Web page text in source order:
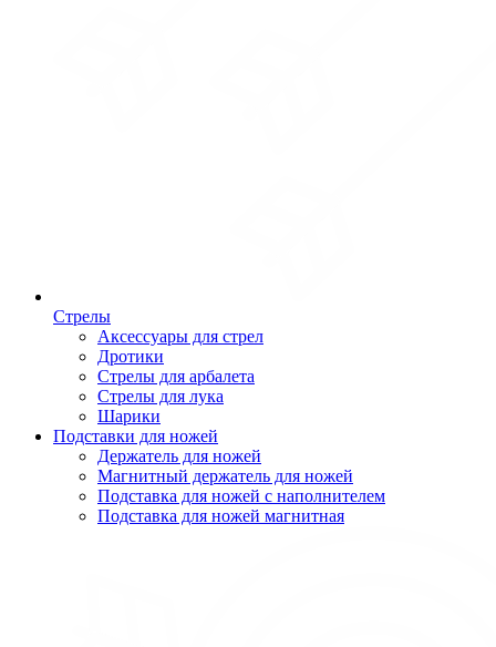
Стрелы
Аксессуары для стрел
Дротики
Стрелы для арбалета
Стрелы для лука
Шарики
Подставки для ножей
Держатель для ножей
Магнитный держатель для ножей
Подставка для ножей с наполнителем
Подставка для ножей магнитная